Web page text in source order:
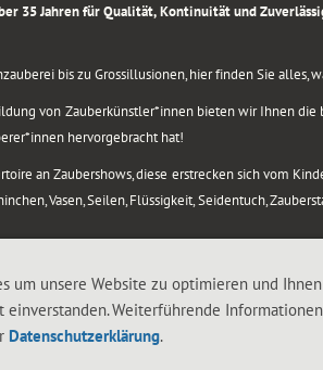
35 Jahren für Qualität, Kontinuität und
bis zu Grossillusionen, hier finden Sie
von Zauberkünstler*innen bieten wir Ihnen die
hervorgebracht hat!
an Zaubershows, diese erstrecken sich vom
Vasen, Seilen, Flüssigkeit, Seidentuch,
2026 Magic Zylinder
Flughafenstrasse 4, 8302 Kloten
um unsere Website zu optimieren und
einverstanden. Weiterführende
Datenschutzerklärung.